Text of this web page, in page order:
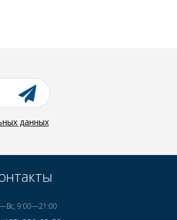
данных
9:00—21:00